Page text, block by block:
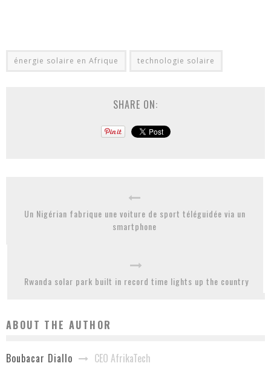
énergie solaire en Afrique technologie solaire
SHARE ON:
Un Nigérian fabrique une voiture de sport téléguidée via un
smartphone
Rwanda solar park built in record time lights up the country
ABOUT THE AUTHOR
Boubacar Diallo CEO AfrikaTech